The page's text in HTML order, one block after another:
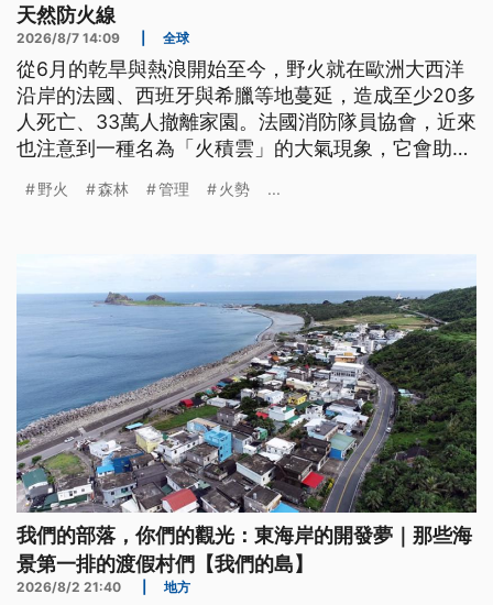
天然防火線
2026/8/7 14:09 全球
從6月的乾旱與熱浪開始至今，野火就在歐洲大西洋
沿岸的法國、西班牙與希臘等地蔓延，造成至少20多
人死亡、33萬人撤離家園。法國消防隊員協會，近來
也注意到一種名為「火積雲」的大氣現象，它會助長
並不陌生，但在歐洲，卻是前所未見。專家表示，在
立自然防火帶，將是歐洲未來防堵野火的新挑戰。
野火 森林 管理 火勢 ...
我們的部落，你們的觀光：東海岸的開發夢｜那些海
景第一排的渡假村們【我們的島】
2026/8/2 21:40 地方